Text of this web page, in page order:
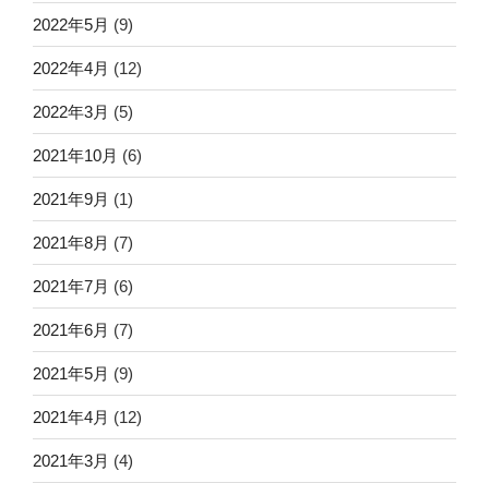
2022年5月 (9)
2022年4月 (12)
2022年3月 (5)
2021年10月 (6)
2021年9月 (1)
2021年8月 (7)
2021年7月 (6)
2021年6月 (7)
2021年5月 (9)
2021年4月 (12)
2021年3月 (4)